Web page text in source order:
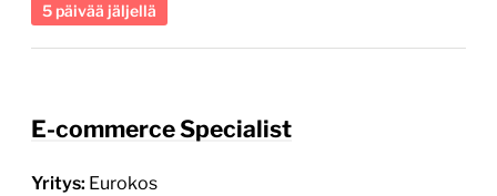
5 päivää jäljellä
E-commerce Specialist
Yritys: Eurokos